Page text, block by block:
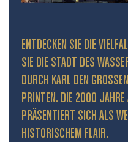
ENTDECKEN SIE DIE
IE DIE STADT DES
URCH KARL DEN GROSSEN
INTEN. DIE 2000 JAHRE
ÄSENTIERT SICH ALS
TORISCHEM FLAIR.